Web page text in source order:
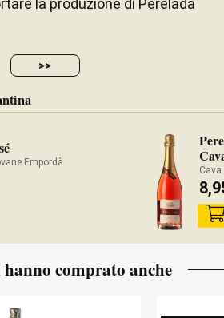
>>
Empordà
Cava
comprato anche